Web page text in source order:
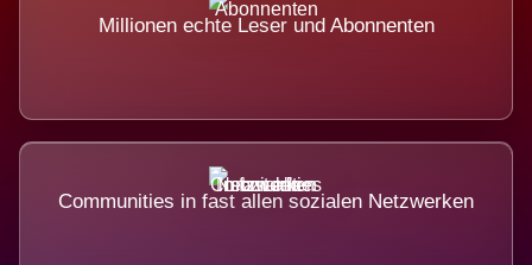
Millionen echte Leser und Abonnenten
Communities in fast allen sozialen Netzwerken